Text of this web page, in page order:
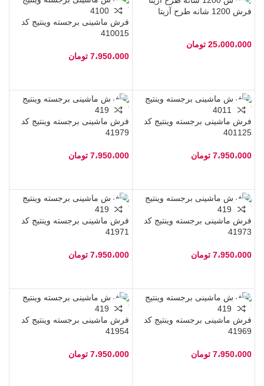
فرش 1200 شانه طرح آزیتا
25،000،000 تومان
فرش ماشینی برجسته وینتیج کد
410015
7،950،000 تومان
فرش ماشینی برجسته وینتیج کد
401125
7،950،000 تومان
فرش ماشینی برجسته وینتیج کد
41979
7،950،000 تومان
فرش ماشینی برجسته وینتیج کد
41973
7،950،000 تومان
فرش ماشینی برجسته وینتیج کد
41971
7،950،000 تومان
فرش ماشینی برجسته وینتیج کد
41969
7،950،000 تومان
فرش ماشینی برجسته وینتیج کد
41954
7،950،000 تومان